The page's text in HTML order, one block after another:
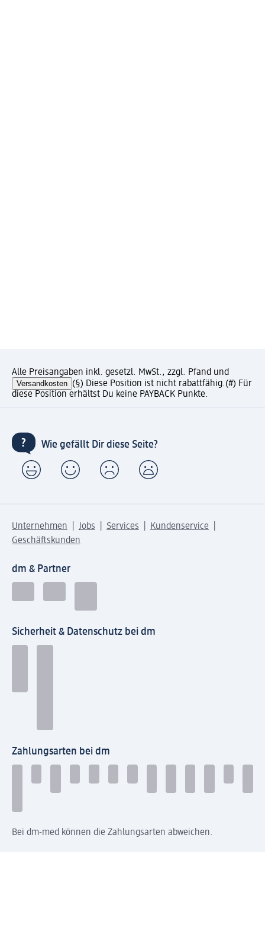
Alle Preisangaben inkl. gesetzl. MwSt., zzgl. Pfand und
Versandkosten (§) Diese Position ist nicht rabattfähig.(#) Für
diese Position erhältst Du keine PAYBACK Punkte.
Wie gefällt Dir diese Seite?
Unternehmen Jobs Services
Kundenservice
Geschäftskunden
dm & Partner
Sicherheit & Datenschutz bei dm
Zahlungsarten bei dm
Bei dm-med können die Zahlungsarten abweichen.